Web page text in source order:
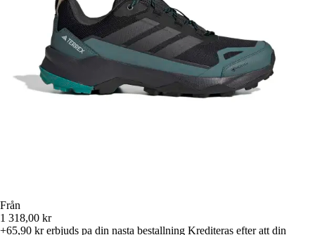
Från
1 318,00 kr
+65,90 krerbjuds pa din nasta bestallning Krediteras efter att din